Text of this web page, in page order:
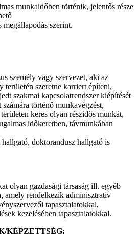
munkaidőben történik, jelentős része
megállapodás szerint.
személy vagy szervezet, aki az
területén szeretne karriert építeni,
szakmai kapcsolatrendszer kiépítését
számára történő munkavégzést,
keres olyan részidős munkát,
időkeretben, távmunkában
doktorandusz hallgató is
olyan gazdasági társaság ill. egyéb
amely rendelkezik adminisztratív
tapasztalatokkal,
kezelésében tapasztalatokkal.
KÉPZETTSÉG: